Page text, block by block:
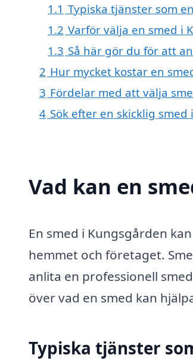
1.1 Typiska tjänster som
1.2 Varför välja en smed i
1.3 Så här gör du för att
2 Hur mycket kostar en
3 Fördelar med att välja
4 Sök efter en skicklig
Vad kan en
En smed i Kungsgården
hemmet och företaget.
anlita en professionell
över vad en smed kan
Typiska tjänster